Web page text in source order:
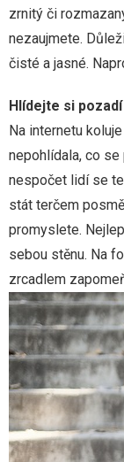
zrnitý či
nezaujmete.
čisté a jasné.
Hlídejte si pozadí
Na internetu
nepohlídala, co
nespočet lidí se
stát terčem
promyslete.
sebou stěnu. Na
zrcadlem